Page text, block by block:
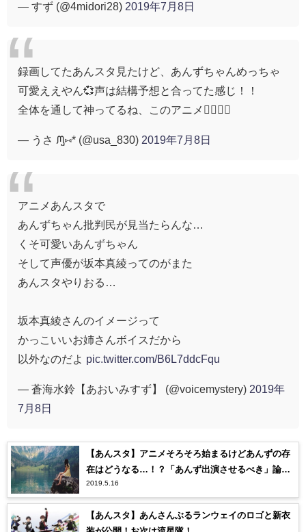
— すず (@4midori28) 2019年7月8日
録画してたあんスタ見たけど、あんずちゃんめっちゃ
可愛ええやん💞声は結構予想と合ってた感じ！！
全体を通して神ってるね、このアニメ🤦‍♀️🤦‍♀️
— うさ ᙏ̤̫⑅* (@usa_830) 2019年7月8日
アニメあんスタで
あんずちゃん批判民が見当たらんな…
くそ可愛いあんずちゃん
そして声優が坂本真綾ってのがまた
あんスタやりおる…
坂本真綾さんのイメージって
かっこいいお姉さんボイスだから
以外なのだよ pic.twitter.com/B6L7ddcFqu
— 蒼海水鈴【あおいみすず】 (@voicemystery) 2019年
7月8日
【あんスタ】アニメそろそろ始まるけどあんずの存
在はどうなる…！？「あんず出演させるべき」論の
現在はいかに…！
2019.5.16
【あんスタ】あんさんぶるランウェイのロゴと新衣